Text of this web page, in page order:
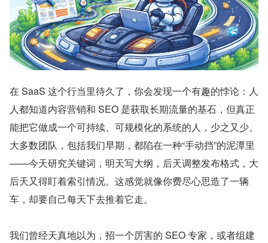
在 SaaS 这个行当里待久了，你会发现一个有趣的悖论：人
人都知道内容营销和 SEO 是获取长期流量的基石，但真正
能把它做成一个可持续、可规模化的系统的人，少之又少。
大多数团队，包括我们早期，都陷在一种“手动挡”的泥潭里
——今天研究关键词，明天写大纲，后天调整发布格式，大
后天又得盯着索引情况。这感觉就像你费尽心思造了一辆
车，却要自己每天下去推着它走。
我们曾经天真地以为，招一个厉害的 SEO 专家，或者组建